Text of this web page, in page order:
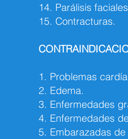
14. Parálisis
15. Contracturas.
1. Problemas
2. Edema.
3. Enfermedades
4. Enfermedades
5. Embarazadas